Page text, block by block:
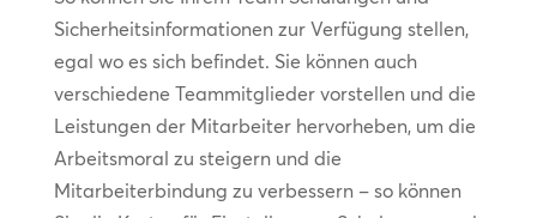
Sicherheitsinformationen zur Verfügung stellen,
egal wo es sich befindet. Sie können auch
verschiedene Teammitglieder vorstellen und die
Leistungen der Mitarbeiter hervorheben, um die
Arbeitsmoral zu steigern und die
Mitarbeiterbindung zu verbessern – so können